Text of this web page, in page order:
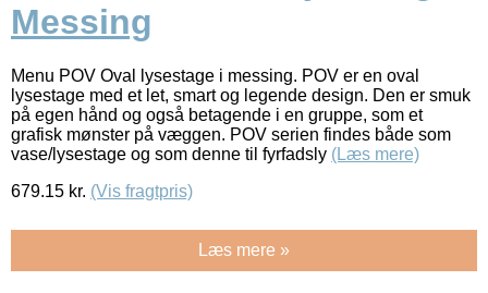
Messing
Menu POV Oval lysestage i messing. POV er en oval
lysestage med et let, smart og legende design. Den er smuk
på egen hånd og også betagende i en gruppe, som et
grafisk mønster på væggen. POV serien findes både som
vase/lysestage og som denne til fyrfadsly (Læs mere)
679.15 kr. (Vis fragtpris)
Læs mere »